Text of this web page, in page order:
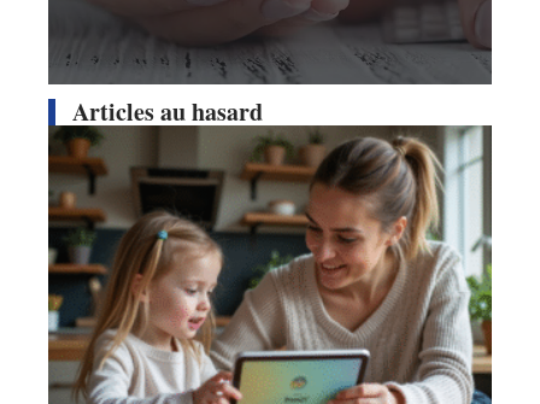
Articles au hasard